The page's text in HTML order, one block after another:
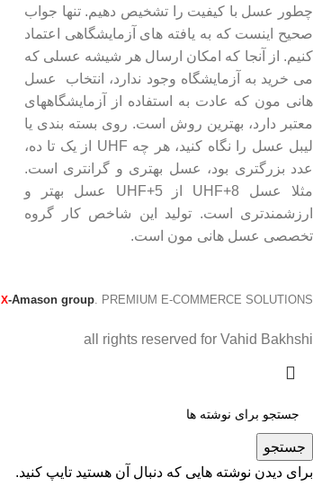
چطور عسل با کیفیت را تشخیص دهیم. تنها جواب
صحیح اینست که به یافته های آزمایشگاهی اعتماد
کنیم. از آنجا که امکان ارسال هر شیشه عسلی که
می خرید به آزمایشگاه وجود ندارد، انتخاب عسل
هانی مون که عادت به استفاده از آزمایشگاههای
معتبر دارد، بهترین روش است. روی بسته بندی یا
لیبل عسل را نگاه کنید، هر چه UHF از یک تا ده،
عدد بزرگتری بود، عسل بهتری و گرانتری است.
مثلا عسل UHF+8 از UHF+5 عسل بهتر و
ارزشمندتری است. تولید این شاخص کار گروه
تخصصی عسل هانی مون است.
X-Amason group. PREMIUM E-COMMERCE SOLUTIONS.
all rights reserved for Vahid Bakhshi
جستجو
برای دیدن نوشته هایی که دنبال آن هستید تایپ کنید.